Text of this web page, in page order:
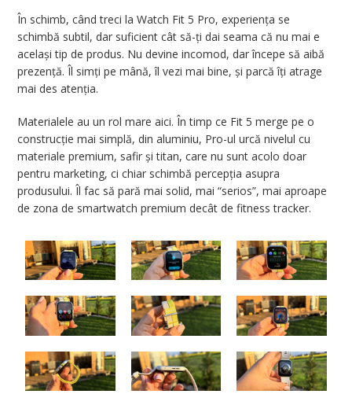
În schimb, când treci la Watch Fit 5 Pro, experiența se
schimbă subtil, dar suficient cât să-ți dai seama că nu mai e
același tip de produs. Nu devine incomod, dar începe să aibă
prezență. Îl simți pe mână, îl vezi mai bine, și parcă îți atrage
mai des atenția.
Materialele au un rol mare aici. În timp ce Fit 5 merge pe o
construcție mai simplă, din aluminiu, Pro-ul urcă nivelul cu
materiale premium, safir și titan, care nu sunt acolo doar
pentru marketing, ci chiar schimbă percepția asupra
produsului. Îl fac să pară mai solid, mai “serios”, mai aproape
de zona de smartwatch premium decât de fitness tracker.